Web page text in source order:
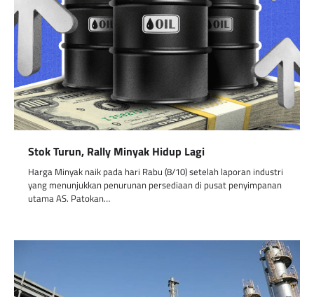
Stok Turun, Rally Minyak Hidup Lagi
Harga Minyak naik pada hari Rabu (8/10) setelah laporan industri
yang menunjukkan penurunan persediaan di pusat penyimpanan
utama AS. Patokan…